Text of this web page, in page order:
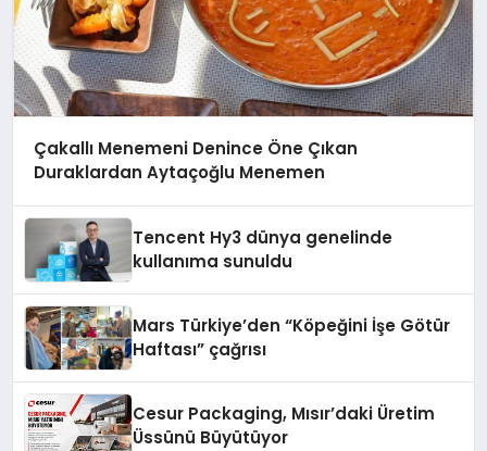
Çakallı Menemeni Denince Öne Çıkan
Duraklardan Aytaçoğlu Menemen
Tencent Hy3 dünya genelinde
kullanıma sunuldu
Mars Türkiye’den “Köpeğini İşe Götür
Haftası” çağrısı
Cesur Packaging, Mısır’daki Üretim
Üssünü Büyütüyor